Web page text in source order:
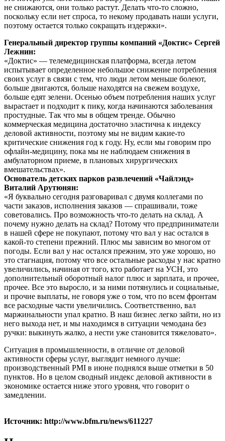
не снижаются, они только растут. Делать что-то сложно,
поскольку если нет спроса, то некому продавать наши услуги,
поэтому остается только сокращать издержки».
Генеральный директор группы компаний «Доктис» Сергей
Лежнин:
«Доктис» — телемедицинская платформа, всегда летом
испытывает определенное небольшое снижение потребления
своих услуг в связи с тем, что люди летом меньше болеют,
больше двигаются, больше находятся на свежем воздухе,
больше едят зелени. Осенью объем потребления наших услуг
вырастает и подходит к пику, когда начинаются заболевания
простудные. Так что мы в общем тренде. Обычно
коммерческая медицина достаточно эластична к индексу
деловой активности, поэтому мы не видим какие-то
критические снижения год к году. Ну, если мы говорим про
офлайн-медицину, пока мы не наблюдаем снижения в
амбулаторном приеме, в плановых хирургических
вмешательствах».
Основатель детских парков развлечений «Чайлэнд»
Виталий Арутюнян:
«Я буквально сегодня разговаривал с двумя коллегами по
части заказов, исполнения заказов — спрашивали, тоже
советовались. Про возможность что-то делать на склад. А
почему нужно делать на склад? Потому что предприниматели
в нашей сфере не покупают, потому что вал у нас остался в
какой-то степени прежний. Плюс мы зависим во многом от
погоды. Если вал у нас остался прежним, это уже хорошо, но
это стагнация, потому что все остальные расходы у нас кратно
увеличились, начиная от того, кто работает на УСН, это
дополнительный оборотный налог плюс и зарплата, и прочее,
прочее. Все это выросло, и за ними потянулись и социальные,
и прочие выплаты, не говоря уже о том, что по всем фронтам
все расходные части увеличились. Соответственно, вал
маржинальности упал кратно. В наш бизнес легко зайти, но из
него выхода нет, и мы находимся в ситуации чемодана без
ручки: выкинуть жалко, а нести уже становится тяжеловато».
Ситуация в промышленности, в отличие от деловой
активности сферы услуг, выглядит немного лучше:
производственный PMI в июне поднялся выше отметки в 50
пунктов. Но в целом сводный индекс деловой активности в
экономике остается ниже этого уровня, что говорит о
замедлении.
Источник: http://www.bfm.ru/news/611227